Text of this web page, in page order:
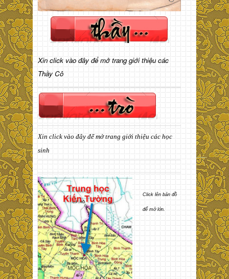
Xin click vào đây để mở trang giới thiệu các
Thầy Cô
Xin click vào đây để mở trang giới thiệu các học
sinh
Click lên bản đồ
để mở lớn.